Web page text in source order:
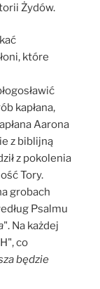
Żydów.
które
kapłana,
Aarona
z biblijną
z pokolenia
Tory.
grobach
Psalmu
". Na każdej
co
będzie